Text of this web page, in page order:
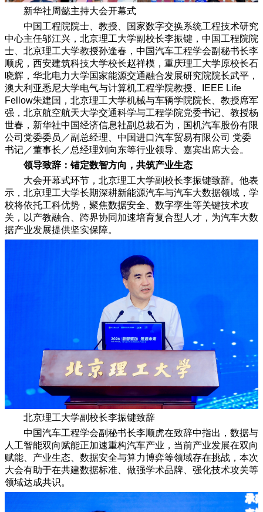
新华社周懿主持大会开幕式
中国工程院院士、教授、国家数字交换系统工程技术研究
中心主任邬江兴，北京理工大学副校长李振键，中国工程院院
士、北京理工大学教授孙逢春，中国汽车工程学会副秘书长李
顺虎，西安建筑科技大学校长赵祥模，重庆理工大学原校长石
晓辉，华北电力大学国家能源交通融合发展研究院院长武平，
澳大利亚悉尼大学电气与计算机工程学院教授、IEEE Life
Fellow朱建国，北京理工大学机械与车辆学院院长、教授席军
强，北京航空航天大学交通科学与工程学院党委书记、教授杨
世春，新华社中国经济信息社副总裁石为，国机汽车股份有限
公司党委委员／副总经理、中国进口汽车贸易有限公司 党委
书记／董事长／总经理刘向东等行业领导、嘉宾出席大会。
领导致辞：锚定数智方向，共筑产业生态
大会开幕式环节，北京理工大学副校长李振键致辞。他表
示，北京理工大学长期深耕新能源汽车与汽车大数据领域，学
校将依托工科优势，聚焦数据安全、数字孪生等关键技术攻
关，以产教融合、跨界协同加速培育复合型人才，为汽车大数
据产业发展提供坚实保障。
北京理工大学副校长李振键致辞
中国汽车工程学会副秘书长李顺虎在致辞中指出，数据与
人工智能双向赋能正加速重构汽车产业，当前产业发展在双向
赋能、产业生态、数据安全与算力博弈等领域存在挑战，本次
大会有助于在共建数据标准、做强学术品牌、强化技术攻关等
领域达成共识。